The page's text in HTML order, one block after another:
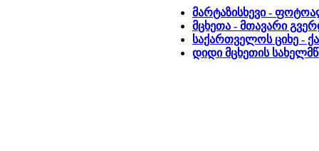
მარტაზისხევი -
მცხეთა - მთავარი
საქართველოს ციხე -
დიდი მცხეთის